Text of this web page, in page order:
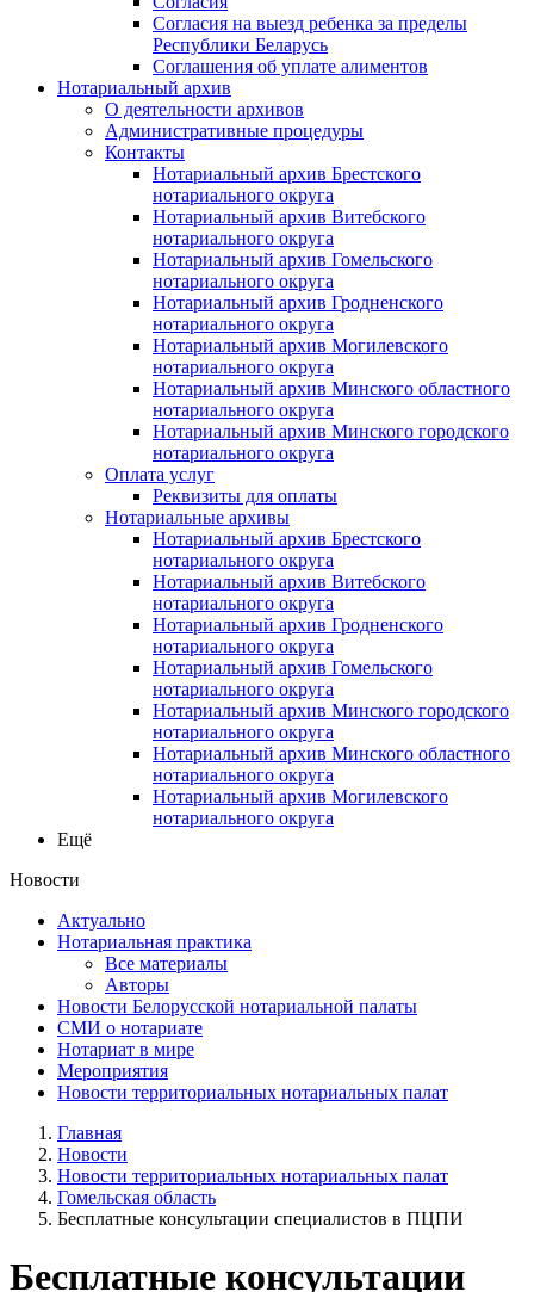
Согласия на выезд ребенка за пределы
Республики Беларусь
Соглашения об уплате алиментов
Нотариальный архив
О деятельности архивов
Административные процедуры
Контакты
Нотариальный архив Брестского
нотариального округа
Нотариальный архив Витебского
нотариального округа
Нотариальный архив Гомельского
нотариального округа
Нотариальный архив Гродненского
нотариального округа
Нотариальный архив Могилевского
нотариального округа
Нотариальный архив Минского областного
нотариального округа
Нотариальный архив Минского городского
нотариального округа
Оплата услуг
Реквизиты для оплаты
Нотариальные архивы
Нотариальный архив Брестского
нотариального округа
Нотариальный архив Витебского
нотариального округа
Нотариальный архив Гродненского
нотариального округа
Нотариальный архив Гомельского
нотариального округа
Нотариальный архив Минского городского
нотариального округа
Нотариальный архив Минского областного
нотариального округа
Нотариальный архив Могилевского
нотариального округа
Ещё
Новости
Актуально
Нотариальная практика
Все материалы
Авторы
Новости Белорусской нотариальной палаты
СМИ о нотариате
Нотариат в мире
Мероприятия
Новости территориальных нотариальных палат
Главная
Новости
Новости территориальных нотариальных палат
Гомельская область
Бесплатные консультации специалистов в ПЦПИ
Бесплатные консультации